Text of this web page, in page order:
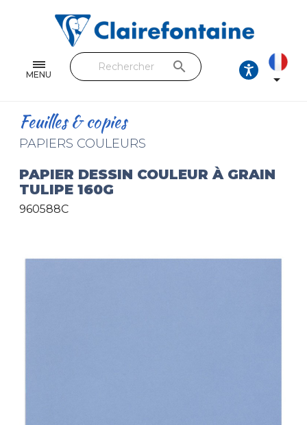
MENU
Feuilles & Copies
Beaux-arts & Dessin
Loisirs créatifs
Cuir & trousses
Toutes les collections
search

Feuilles & copies
PAPIERS COULEURS
PAPIER DESSIN COULEUR À GRAIN
TULIPE 160G
960588C